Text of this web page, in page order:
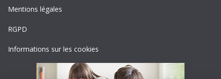
Mentions légales
RGPD
Informations sur les cookies